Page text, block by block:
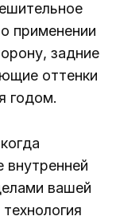
применении
задние
оттенки
годом.
внутренней
вашей